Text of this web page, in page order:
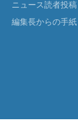
ニュース読者投稿
編集長からの手紙